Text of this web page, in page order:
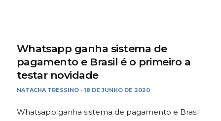
Whatsapp ganha sistema de
pagamento e Brasil é o primeiro a
testar novidade
NATACHA TRESSINO - 18 DE JUNHO DE 2020
Whatsapp ganha sistema de pagamento e Brasil